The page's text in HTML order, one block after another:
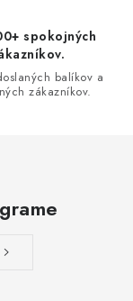
spokojných
balíkov a
zákazníkov.